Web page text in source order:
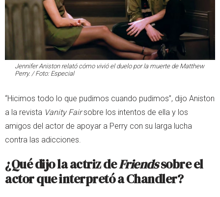
Jennifer Aniston relató cómo vivió el duelo por la muerte de Matthew
Perry. / Foto: Especial
“Hicimos todo lo que pudimos cuando pudimos”, dijo Aniston
a la revista Vanity Fairsobre los intentos de ella y los
amigos del actor de apoyar a Perry con su larga lucha
contra las adicciones.
¿Qué dijo la actriz deFriendssobre el
actor que interpretó a Chandler?